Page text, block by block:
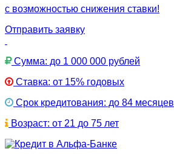
с возможностью снижения ставки!
Отправить заявку
Сумма: до 1 000 000 рублей
Ставка: от 15% годовых
Срок кредитования: до 84 месяцев
Возраст: от 21 до 75 лет